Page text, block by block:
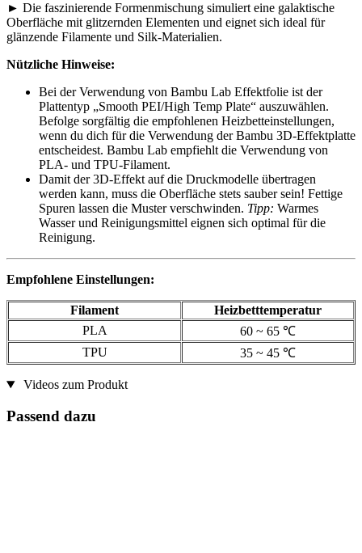
► Die faszinierende Formenmischung simuliert eine galaktische
Oberfläche mit glitzernden Elementen und eignet sich ideal für
glänzende Filamente und Silk-Materialien.
Nützliche Hinweise:
Bei der Verwendung von Bambu Lab Effektfolie ist der
Plattentyp „Smooth PEI/High Temp Plate“ auszuwählen.
Befolge sorgfältig die empfohlenen Heizbetteinstellungen,
wenn du dich für die Verwendung der Bambu 3D-Effektplatte
entscheidest. Bambu Lab empfiehlt die Verwendung von
PLA- und TPU-Filament.
Damit der 3D-Effekt auf die Druckmodelle übertragen
werden kann, muss die Oberfläche stets sauber sein! Fettige
Spuren lassen die Muster verschwinden. Tipp: Warmes
Wasser und Reinigungsmittel eignen sich optimal für die
Reinigung.
Empfohlene Einstellungen:
Filament
Heizbetttemperatur
PLA
60 ~ 65 ℃
TPU
35 ~ 45 ℃
Videos zum Produkt
Passend dazu